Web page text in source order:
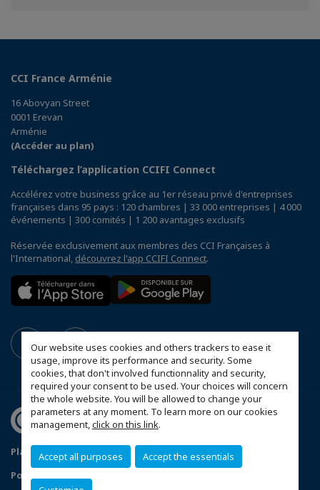
Our website uses cookies and others trackers to ease it
usage, improve its performance and security. Some
cookies, that don't involved functionnality and security,
required your consent to be used. Your choices will concern
the whole website. You will be allowed to change your
parameters at any moment. To learn more on our cookies
management,click on this link.
Accept all purposes Accept the essentials
CCI France Arménie
16 Abovyan Street
0001 Erevan
Arménie
(Accéder au plan)
Téléchargez l’application CCIFI Connect
Accélérez votre business grâce au 1er réseau privé d'entreprises
françaises dans 95 pays : 120 chambres | 33 000 entreprises | 4 000
événements | 300 comités | 1 200 avantages exclusifs
Réservée exclusivement aux membres des CCI Françaises à
l'International, découvrez l'app CCIFI Connect.
Plan du site
Mentions Légales
Politique de Confidentialité